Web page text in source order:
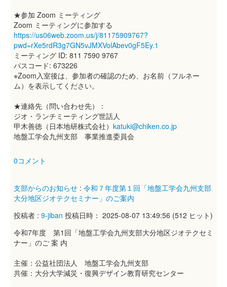
★参加 Zoom ミーティング
Zoom ミーティングに参加する
https://us06web.zoom.us/j/81175909767?
pwd=rXe5rdR3g7GN5vJMXVolAbev0gF5Ey.1
ミーティング ID: 811 7590 9767
パスコード: 673226
※Zoom入室後は、参加者の確認のため、お名前（フルネー
ム）を表示してください。
★連絡先（問い合わせ先）：
ジオ・ランチミーティング世話人
甲木善徳（日本地研株式会社） katuki@chiken.co.jp
地盤工学会九州支部 事業推進委員会
0コメント
支部からのお知らせ : 令和７年度第１回「地盤工学会九州支部
大分地区ジオテクセミナー」のご案内
投稿者 : 9-jiban 投稿日時： 2025-08-07 13:49:56 (512 ヒット)
令和7年度 第1回「地盤工学会九州支部大分地区ジオテクセミ
ナー」のご 案 内
主催：公益社団法人 地盤工学会九州支部
共催：大分大学減災・復興デザイン教育研究センター